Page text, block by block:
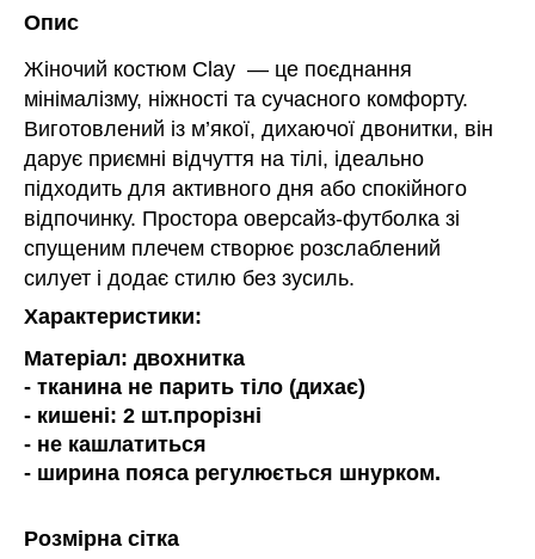
Опис
Жіночий костюм Clay — це поєднання
мінімалізму, ніжності та сучасного комфорту.
Виготовлений із м’якої, дихаючої двонитки, він
дарує приємні відчуття на тілі, ідеально
підходить для активного дня або спокійного
відпочинку. Простора оверсайз-футболка зі
спущеним плечем створює розслаблений
силует і додає стилю без зусиль.
Характеристики:
Матеріал: двохнитка
- тканина не парить тіло (дихає)
- кишені: 2 шт.прорізні
- не кашлатиться
- ширина пояса регулюється шнурком.
Розмірна сітка